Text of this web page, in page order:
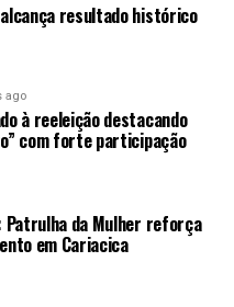
resultado histórico
ago
à reeleição destacando
com forte participação
Patrulha da Mulher reforça
em Cariacica